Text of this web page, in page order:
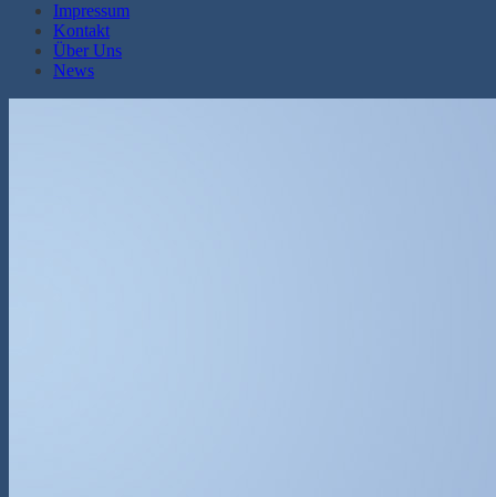
Impressum
Kontakt
Über Uns
News